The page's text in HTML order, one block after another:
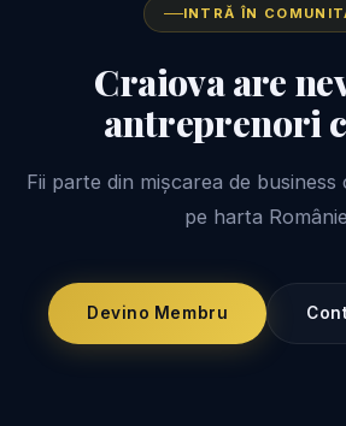
INTRĂ ÎN
Craiova are
antreprenori
Fii parte din mișcarea de
pe harta
Devino Membru